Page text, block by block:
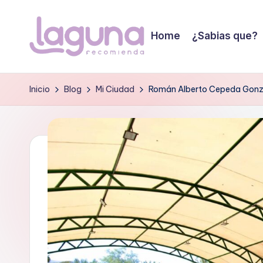
L
a
u
guia
confianza!
Home ¿Sabias que?
Inicio Blog Mi Ciudad Román Alberto Cepeda